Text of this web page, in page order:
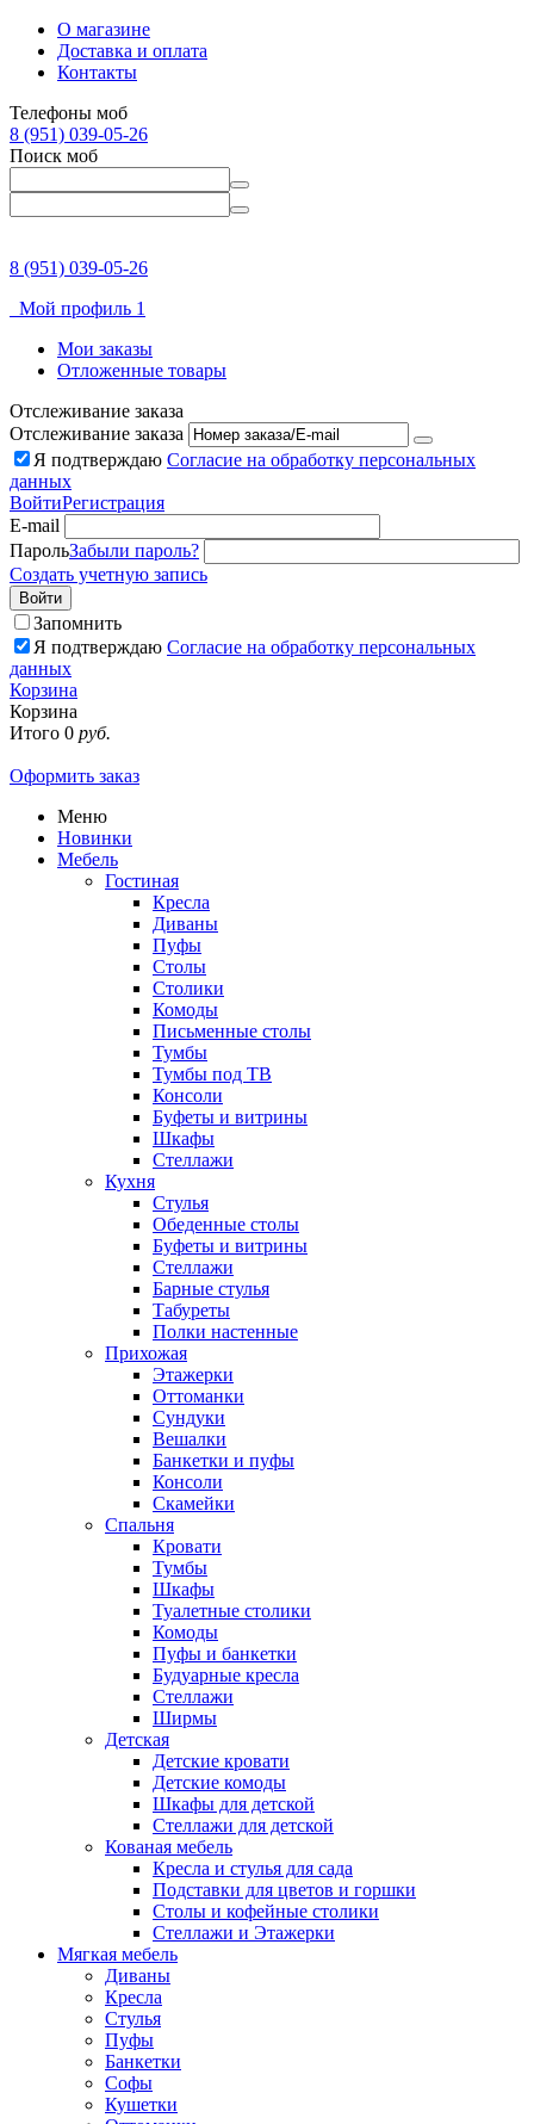
О магазине
Доставка и оплата
Контакты
Телефоны моб
8 (951) 039-05-26
Поиск моб
8 (951) 039-05-26
Мой профиль 1
Мои заказы
Отложенные товары
Отслеживание заказа
Отслеживание заказа
Я подтверждаю Согласие на обработку персональных
данных
ВойтиРегистрация
E-mail
ПарольЗабыли пароль?
Создать учетную запись
Войти
Запомнить
Я подтверждаю Согласие на обработку персональных
данных
Корзина
Корзина
Итого 0 руб.
Оформить заказ
Меню
Новинки
Мебель
Гостиная
Кресла
Диваны
Пуфы
Столы
Столики
Комоды
Письменные столы
Тумбы
Тумбы под ТВ
Консоли
Буфеты и витрины
Шкафы
Стеллажи
Кухня
Стулья
Обеденные столы
Буфеты и витрины
Стеллажи
Барные стулья
Табуреты
Полки настенные
Прихожая
Этажерки
Оттоманки
Сундуки
Вешалки
Банкетки и пуфы
Консоли
Скамейки
Спальня
Кровати
Тумбы
Шкафы
Туалетные столики
Комоды
Пуфы и банкетки
Будуарные кресла
Стеллажи
Ширмы
Детская
Детские кровати
Детские комоды
Шкафы для детской
Стеллажи для детской
Кованая мебель
Кресла и стулья для сада
Подставки для цветов и горшки
Столы и кофейные столики
Стеллажи и Этажерки
Мягкая мебель
Диваны
Кресла
Стулья
Пуфы
Банкетки
Софы
Кушетки